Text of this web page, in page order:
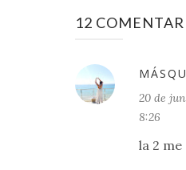
12
20 de
8:26
la 2